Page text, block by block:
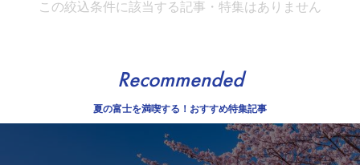
この絞込条件に該当する記事・特集はありません
Recommended
夏の富士を満喫する！おすすめ特集記事